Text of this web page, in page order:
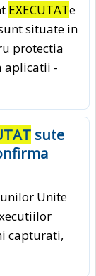
EXECUTATe
situate in
protectia
aplicatii -
sute
Unite
capturati,